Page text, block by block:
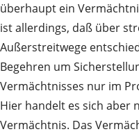
überhaupt ein
ist allerdings, daß über
Außerstreitwege
Begehren um
Vermächtnisses nur im
Hier handelt es sich aber
Vermächtnis. Das